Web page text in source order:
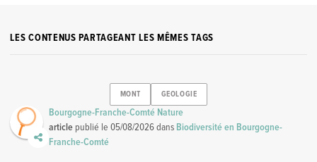
LES CONTENUS PARTAGEANT LES MÊMES TAGS
MONT GEOLOGIE
Bourgogne-Franche-Comté Nature
article publié le05/08/2026dans Biodiversité en Bourgogne-
Franche-Comté